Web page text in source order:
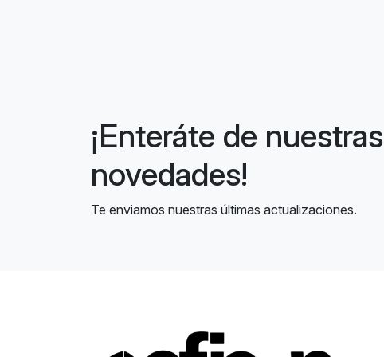
¡Enteráte de nuestras
novedades!
Te enviamos nuestras últimas actualizaciones.